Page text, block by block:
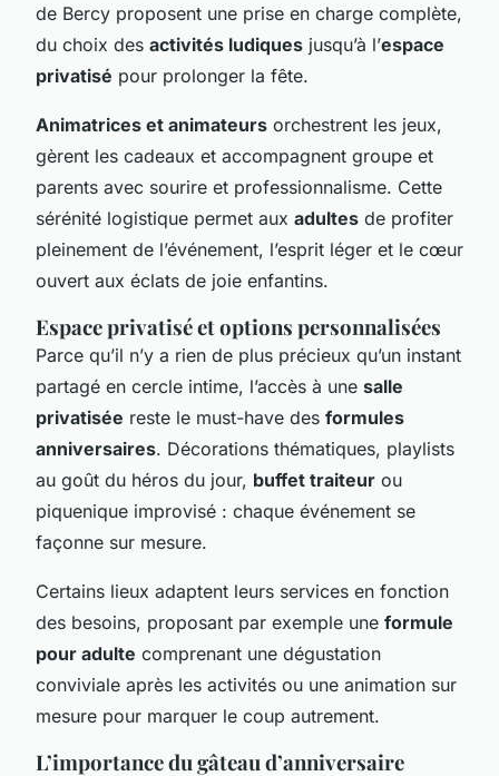
de Bercy proposent une prise en charge complète,
du choix des activités ludiques jusqu’à l’espace
privatisé pour prolonger la fête.
Animatrices et animateurs orchestrent les jeux,
gèrent les cadeaux et accompagnent groupe et
parents avec sourire et professionnalisme. Cette
sérénité logistique permet aux adultes de profiter
pleinement de l’événement, l’esprit léger et le cœur
ouvert aux éclats de joie enfantins.
Espace privatisé et options personnalisées
Parce qu’il n’y a rien de plus précieux qu’un instant
partagé en cercle intime, l’accès à une salle
privatisée reste le must-have des formules
anniversaires. Décorations thématiques, playlists
au goût du héros du jour, buffet traiteur ou
piquenique improvisé : chaque événement se
façonne sur mesure.
Certains lieux adaptent leurs services en fonction
des besoins, proposant par exemple une formule
pour adulte comprenant une dégustation
conviviale après les activités ou une animation sur
mesure pour marquer le coup autrement.
L’importance du gâteau d’anniversaire